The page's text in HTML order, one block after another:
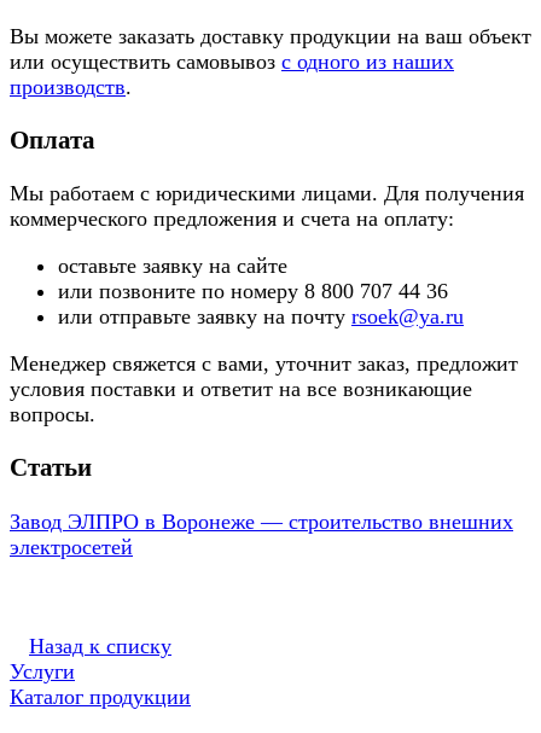
Вы можете заказать доставку продукции на ваш объект
или осуществить самовывоз с одного из наших
производств.
Оплата
Мы работаем с юридическими лицами. Для получения
коммерческого предложения и счета на оплату:
оставьте заявку на сайте
или позвоните по номеру 8 800 707 44 36
или отправьте заявку на почту rsoek@ya.ru
Менеджер свяжется с вами, уточнит заказ, предложит
условия поставки и ответит на все возникающие
вопросы.
Статьи
Завод ЭЛПРО в Воронеже — строительство внешних
электросетей
Назад к списку
Услуги
Каталог продукции